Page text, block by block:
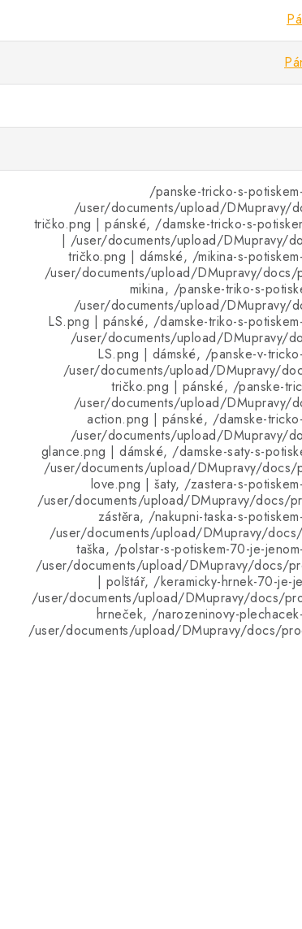
/panske-tricko-s-
/user/documents/upload/DMupravy/
tričko.png | pánské, /damske-tricko-s-
| /user/documents/upload/DMupravy/
tričko.png | dámské, /mikina-s-
/user/documents/upload/DMupravy/docs/
mikina, /panske-triko-s-
/user/documents/upload/DMupravy/
LS.png | pánské, /damske-triko-s-
/user/documents/upload/DMupravy/
LS.png | dámské, /panske-v-
/user/documents/upload/DMupravy/
tričko.png | pánské, /panske-
/user/documents/upload/DMupravy/
action.png | pánské, /damske-
/user/documents/upload/DMupravy/
glance.png | dámské, /damske-saty-s-
/user/documents/upload/DMupravy/docs/
love.png | šaty, /zastera-s-
/user/documents/upload/DMupravy/docs/
zástěra, /nakupni-taska-s-
/user/documents/upload/DMupravy/
taška, /polstar-s-potiskem-70-je-
/user/documents/upload/DMupravy/docs/
| polštář, /keramicky-hrnek-70-je-
/user/documents/upload/DMupravy/docs/
hrneček, /narozeninovy-
/user/documents/upload/DMupravy/docs/